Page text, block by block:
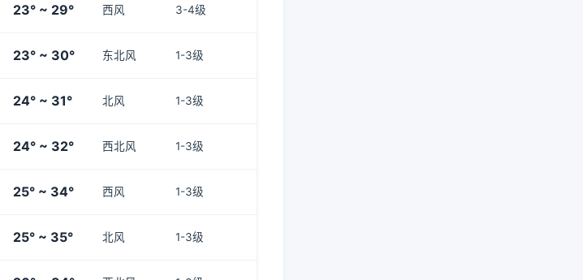
23° ~ 29° 西风 3-4级
23° ~ 30° 东北风 1-3级
24° ~ 31° 北风 1-3级
24° ~ 32° 西北风 1-3级
25° ~ 34° 西风 1-3级
25° ~ 35° 北风 1-3级